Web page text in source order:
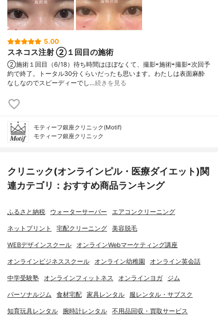
5.00
スネコス注射 ②１回目の施術
②施術１回目（6/18）待ち時間はほぼなくて、撮影⇨施術⇨撮影⇨次回予
約で終了。トータル30分くらいだったも思います。わたしは表面麻酔
なしなのでスピーディーでし…続きを見る
モティーフ銀座クリニック(Motif)
モティーフ銀座クリニック
クリニック(オンラインピル・医療ダイエット)関
連カテゴリ：おすすめ商品ランキング
ふるさと納税 ウォーターサーバー エアコンクリーニング
ネットプリント 宅配クリーニング 美容脱毛
WEBデザインスクール オンラインWebマーケティング講座
オンラインビジネススクール オンライン幼稚園 オンライン英会話
中学受験塾 オンラインフィットネス オンラインヨガ ジム
パーソナルジム 食材宅配 家具レンタル 服レンタル・サブスク
知育玩具レンタル 腕時計レンタル 不用品回収・買取サービス